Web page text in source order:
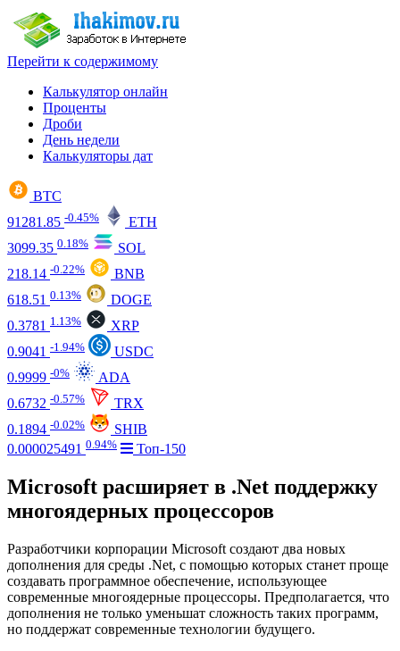
Перейти к содержимому
Калькулятор онлайн
Проценты
Дроби
День недели
Калькуляторы дат
BTC
91281.85 -0.45%
ETH
3099.35 0.18%
SOL
218.14 -0.22%
BNB
618.51 0.13%
DOGE
0.3781 1.13%
XRP
0.9041 -1.94%
USDC
0.9999 -0%
ADA
0.6732 -0.57%
TRX
0.1894 -0.02%
SHIB
0.000025491 0.94% Топ-150
Microsoft расширяет в .Net поддержку
многоядерных процессоров
Разработчики корпорации Microsoft создают два новых
дополнения для среды .Net, с помощью которых станет проще
создавать программное обеспечение, использующее
современные многоядерные процессоры. Предполагается, что
дополнения не только уменьшат сложность таких программ,
но поддержат современные технологии будущего.